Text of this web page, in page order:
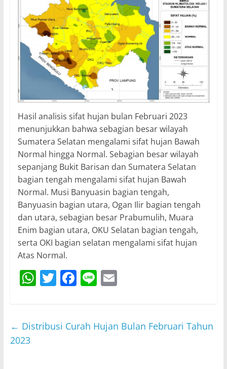
Hasil analisis sifat hujan bulan Februari 2023
menunjukkan bahwa sebagian besar wilayah
Sumatera Selatan mengalami sifat hujan Bawah
Normal hingga Normal. Sebagian besar wilayah
sepanjang Bukit Barisan dan Sumatera Selatan
bagian tengah mengalami sifat hujan Bawah
Normal. Musi Banyuasin bagian tengah,
Banyuasin bagian utara, Ogan Ilir bagian tengah
dan utara, sebagian besar Prabumulih, Muara
Enim bagian utara, OKU Selatan bagian tengah,
serta OKI bagian selatan mengalami sifat hujan
Atas Normal.
W
s
T
er
F
e
Li E
l
← Distribusi Curah Hujan Bulan Februari Tahun
2023